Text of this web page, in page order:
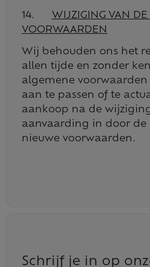
14. WIJZIGING VAN
VOORWAARDEN
Wij behouden ons het
allen tijde en zonder
algemene voorwaarden
aan te passen of te
aankoop na de
aanvaarding in door de
nieuwe voorwaarden.
Schrijf je in op